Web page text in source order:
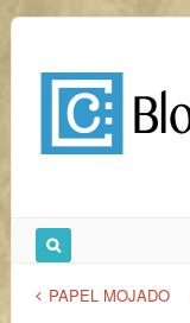
PAPEL MOJADO